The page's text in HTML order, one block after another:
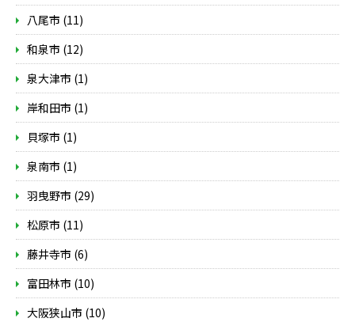
八尾市 (11)
和泉市 (12)
泉大津市 (1)
岸和田市 (1)
貝塚市 (1)
泉南市 (1)
羽曳野市 (29)
松原市 (11)
藤井寺市 (6)
富田林市 (10)
大阪狭山市 (10)